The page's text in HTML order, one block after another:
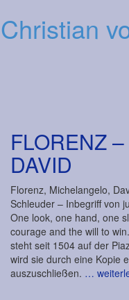
Christian
FLORENZ
DAVID
Florenz, Michelangelo,
Schleuder – Inbegriff von
One look, one hand, one
courage and the will to
steht seit 1504 auf der
wird sie durch eine Kopie
auszuschließen. …